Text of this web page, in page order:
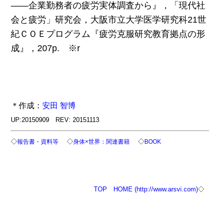
――企業勤務者の疲労実体調査から』，「現代社
会と疲労」研究会，大阪市立大学医学研究科21世
紀ＣＯＥプログラム『疲労克服研究教育拠点の形
成』，207p. ※r
＊作成：安田 智博
UP:20150909 REV: 20151113
◇報告書・資料等 ◇身体×世界：関連書籍 ◇BOOK
TOP HOME (http://www.arsvi.com)◇